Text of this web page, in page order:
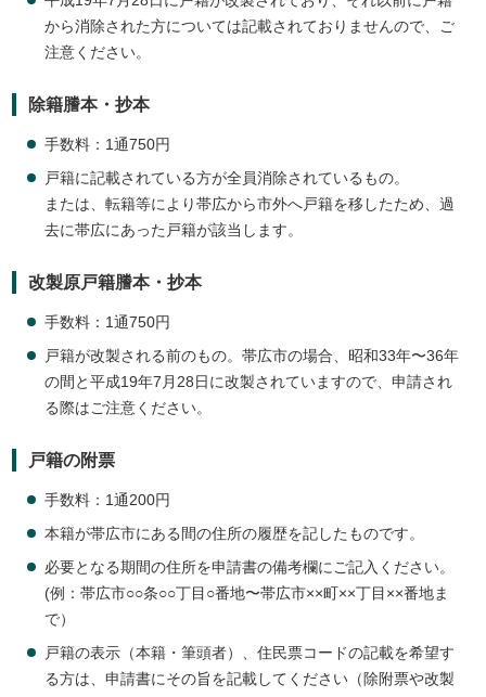
から消除された方については記載されておりませんので、ご
注意ください。
除籍謄本・抄本
手数料：1通750円
戸籍に記載されている方が全員消除されているもの。
または、転籍等により帯広から市外へ戸籍を移したため、過
去に帯広にあった戸籍が該当します。
改製原戸籍謄本・抄本
手数料：1通750円
戸籍が改製される前のもの。帯広市の場合、昭和33年〜36年
の間と平成19年7月28日に改製されていますので、申請され
る際はご注意ください。
戸籍の附票
手数料：1通200円
本籍が帯広市にある間の住所の履歴を記したものです。
必要となる期間の住所を申請書の備考欄にご記入ください。
(例：帯広市○○条○○丁目○番地〜帯広市××町××丁目××番地ま
で）
戸籍の表示（本籍・筆頭者）、住民票コードの記載を希望す
る方は、申請書にその旨を記載してください（除附票や改製